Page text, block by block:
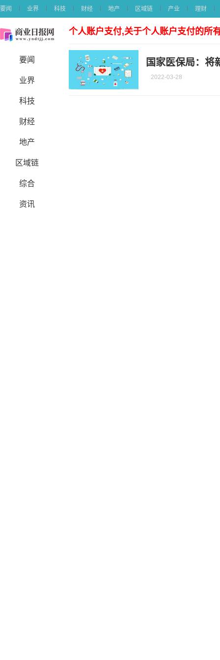
要闻 业界 科技 财经 地产 区域链 产业 理财
要闻
业界
科技
财经
地产
区域链
综合
资讯
个人账户支付,关于个人账户支付的所
国家医保局：将
2022-03-28